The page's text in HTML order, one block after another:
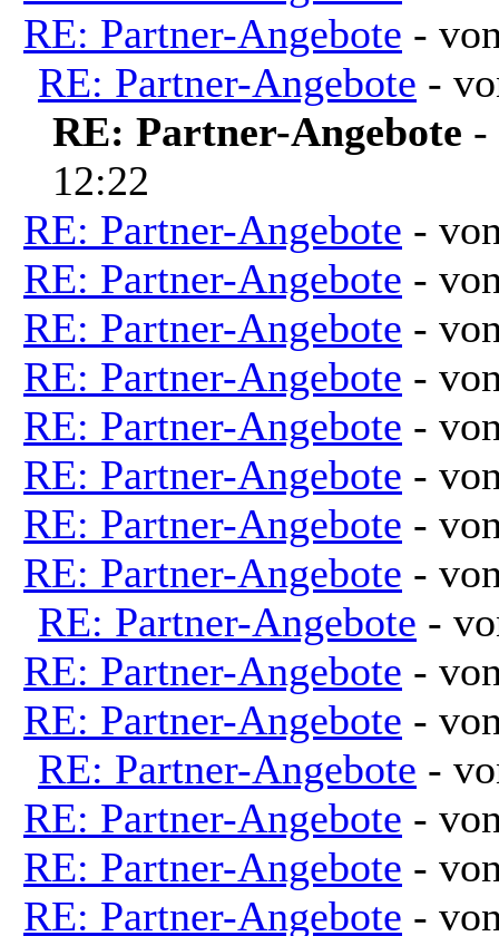
RE: Partner-Angebote -
RE: Partner-Angebote -
RE: Partner-Angebote -
12:22
RE: Partner-Angebote -
RE: Partner-Angebote -
RE: Partner-Angebote -
RE: Partner-Angebote -
RE: Partner-Angebote -
RE: Partner-Angebote -
RE: Partner-Angebote -
RE: Partner-Angebote -
RE: Partner-Angebote -
RE: Partner-Angebote -
RE: Partner-Angebote -
RE: Partner-Angebote -
RE: Partner-Angebote -
RE: Partner-Angebote -
RE: Partner-Angebote -